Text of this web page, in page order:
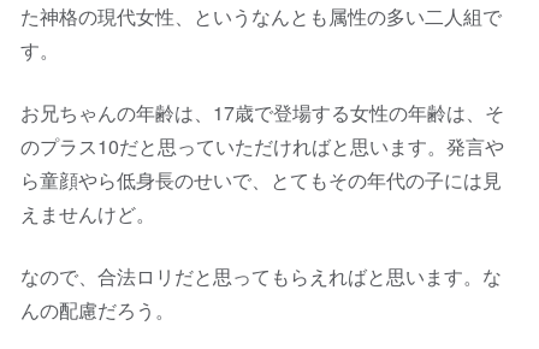
た神格の現代女性、というなんとも属性の多い二人組で
す。
お兄ちゃんの年齢は、17歳で登場する女性の年齢は、そ
のプラス10だと思っていただければと思います。発言や
ら童顔やら低身長のせいで、とてもその年代の子には見
えませんけど。
なので、合法ロリだと思ってもらえればと思います。な
んの配慮だろう。